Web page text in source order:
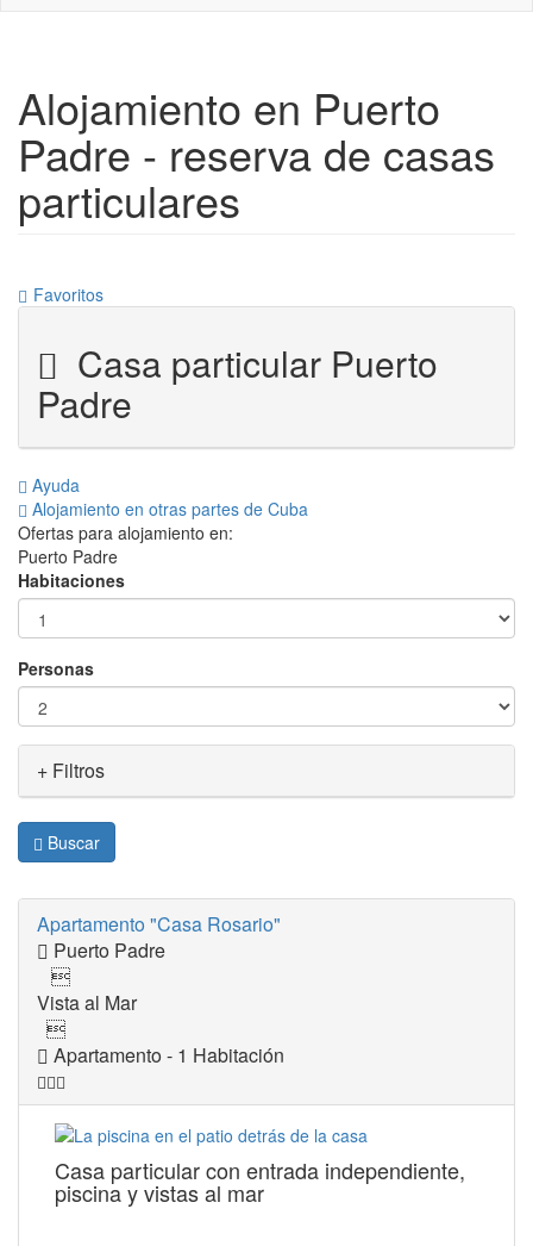
Alojamiento en Puerto
Padre - reserva de casas
particulares
Favoritos
Casa particular Puerto
Padre
Ayuda
Alojamiento en otras partes de Cuba
Ofertas para alojamiento en:
Puerto Padre
Habitaciones
Personas
+ Filtros
Buscar
Apartamento "Casa Rosario"
Puerto Padre

Vista al Mar

Apartamento - 1 Habitación
Casa particular con entrada independiente,
piscina y vistas al mar